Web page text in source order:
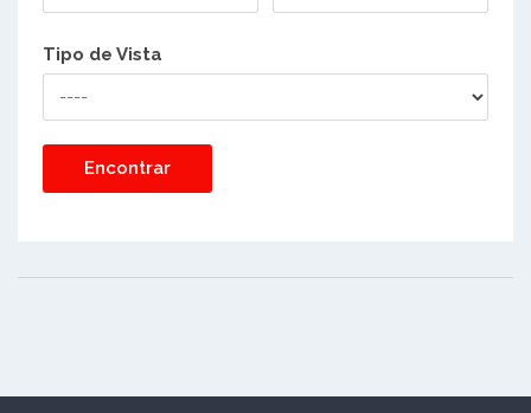
Tipo de Vista